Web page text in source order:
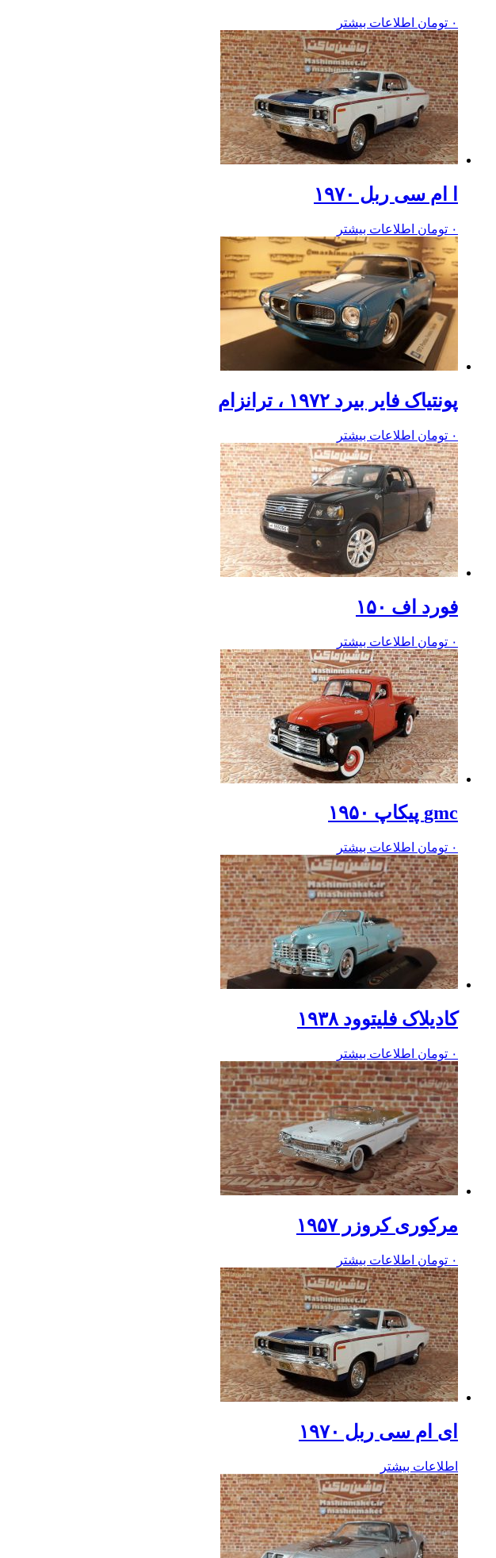
۰ تومان اطلاعات بیشتر
ا ام سی ربل ۱۹۷۰
۰ تومان اطلاعات بیشتر
پونتیاک فایر بیرد ۱۹۷۲ ، ترانزام
۰ تومان اطلاعات بیشتر
فورد اف ۱۵۰
۰ تومان اطلاعات بیشتر
gmc پیکاپ ۱۹۵۰
۰ تومان اطلاعات بیشتر
کادیلاک فلیتوود ۱۹۳۸
۰ تومان اطلاعات بیشتر
مرکوری کروزر ۱۹۵۷
۰ تومان اطلاعات بیشتر
ای ام سی ربل ۱۹۷۰
اطلاعات بیشتر